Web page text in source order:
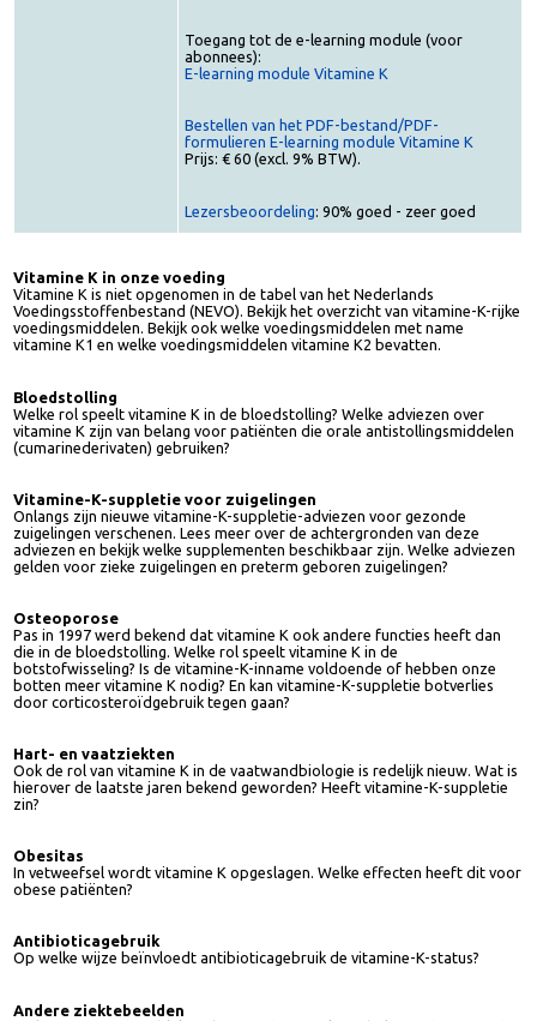
Uitgever: VoedingOnline
abonnees):
E-learning module Vitamine K
formulieren E-learning module Vitamine K
Prijs: € 60 (excl. 9% BTW).
Lezersbeoordeling
Vitamine K in onze voeding
voedingsmiddelen. Bekijk ook welke voedingsmiddelen met name
vitamine K1 en welke voedingsmiddelen vitamine K2 bevatten.
Welke rol speelt vitamine K in de bloedstolling? Welke adviezen over
vitamine K zijn van belang voor patiënten die orale
(cumarinederivaten) gebruiken?
Vitamine-K-suppletie voor zuigelingen
zuigelingen verschenen. Lees meer over de achtergronden van deze
adviezen en bekijk welke supplementen beschikbaar zijn. Welke
gelden voor zieke zuigelingen en preterm geboren zuigelingen?
Osteoporose
botstofwisseling? Is de vitamine-K-inname voldoende of hebben onze
botten meer vitamine K nodig? En kan vitamine-K-suppletie botverlies
door corticosteroïdgebruik tegen gaan?
Hart- en vaatziekten
Ook de rol van vitamine K in de vaatwandbiologie is redelijk nieuw. Wat
hierover de laatste jaren bekend geworden? Heeft vitamine-K-suppletie
Obesitas